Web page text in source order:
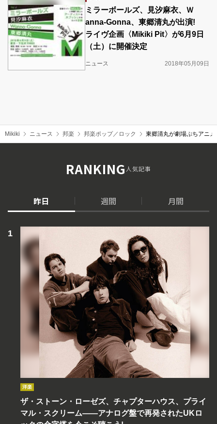
ミラーボールズ、見汐麻衣、Ｗ
anna-Gonna、東郷清丸が出演!
ライヴ企画〈Mikiki Pit〉が6月9日
（土）に開催決定
ニュース 2018年05月09日
Mikiki ニュース 邦楽 邦楽ポップ／ロック 東郷清丸が劇場ぷちアニ
RANKING人気記事
昨日 週間 月間
洋楽
ザ・ストーン・ローゼズ、チャプターハウス、プライ
マル・スクリーム――アナログ盤で再発されたUKロ